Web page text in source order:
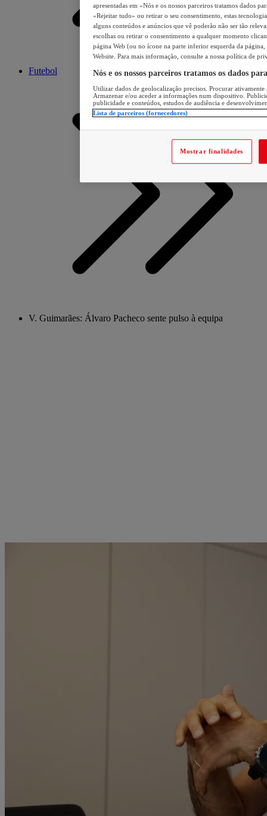
Futebol
V. Guimarães: Álvaro Pacheco sente pulso à equipa
apresentadas em «Nós e os nossos parceiros tratamos dados
«Rejeitar tudo» ou retirar o seu consentimento, estas
alguns conteúdos e anúncios que vê poderão não ser tão
escolhas ou retirar o consentimento a qualquer momento
página Web (ou no ícone na parte inferior esquerda da página,
Website. Para mais informação, consulte a nossa política de
Nós e os nossos parceiros tratamos os dados
Utilizar dados de geolocalização precisos. Procurar
Armazenar e/ou aceder a informações num dispositivo.
publicidade e conteúdos, estudos de audiência e
Lista de parceiros (fornecedores)
Mostrar finalidades